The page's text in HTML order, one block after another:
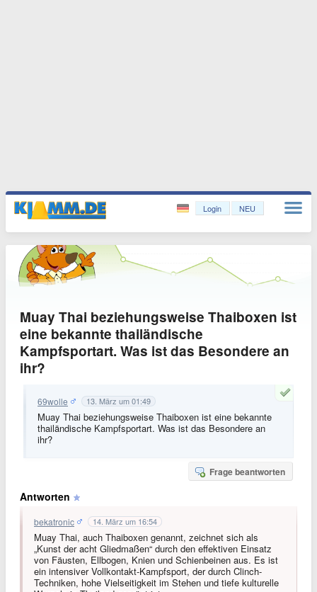
Login NEU
Muay Thai beziehungsweise Thaiboxen ist
eine bekannte thailändische
Kampfsportart. Was ist das Besondere an
ihr?
69wolle 13. März um 01:49
Muay Thai beziehungsweise Thaiboxen ist eine bekannte
thailändische Kampfsportart. Was ist das Besondere an
ihr?
Frage beantworten
Antworten
bekatronic 14. März um 16:54
Muay Thai, auch Thaiboxen genannt, zeichnet sich als
„Kunst der acht Gliedmaßen“ durch den effektiven Einsatz
von Fäusten, Ellbogen, Knien und Schienbeinen aus. Es ist
ein intensiver Vollkontakt-Kampfsport, der durch Clinch-
Techniken, hohe Vielseitigkeit im Stehen und tiefe kulturelle